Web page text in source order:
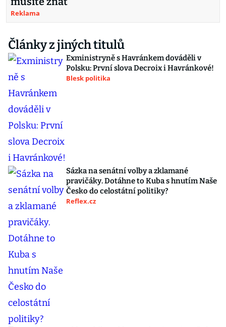
Reklama
Články z jiných titulů
Exministryně s Havránkem dováděli v
Polsku: První slova Decroix i Havránkové!
Blesk politika
Sázka na senátní volby a zklamané
pravičáky. Dotáhne to Kuba s hnutím Naše
Česko do celostátní politiky?
Reflex.cz